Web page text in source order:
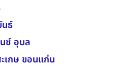
นธ์
ซ์ อุบล
เกษ ขอนแก่น